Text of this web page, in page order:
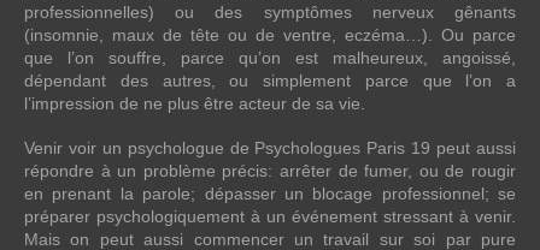
professionnelles) ou des symptômes nerveux gênants
(insomnie, maux de tête ou de ventre, eczéma…). Ou parce
que l’on souffre, parce qu’on est malheureux, angoissé,
dépendant des autres, ou simplement parce que l’on a
l’impression de ne plus être acteur de sa vie.
Venir voir un psychologue de Psychologues Paris 19 peut aussi
répondre à un problème précis: arrêter de fumer, ou de rougir
en prenant la parole; dépasser un blocage professionnel; se
préparer psychologiquement à un événement stressant à venir.
Mais on peut aussi commencer un travail sur soi par pure